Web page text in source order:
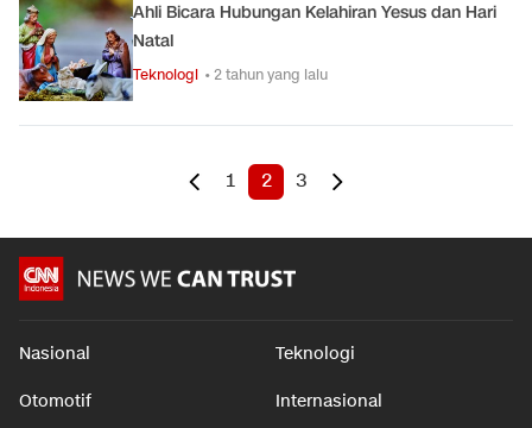
Ahli Bicara Hubungan Kelahiran Yesus dan Hari
Natal
Teknologi • 2 tahun yang lalu
1 2 3
Nasional Teknologi
Otomotif Internasional